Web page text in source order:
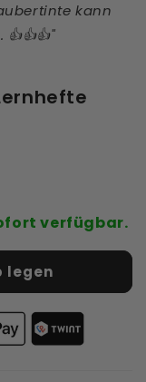
kann
verfügbar.
legen